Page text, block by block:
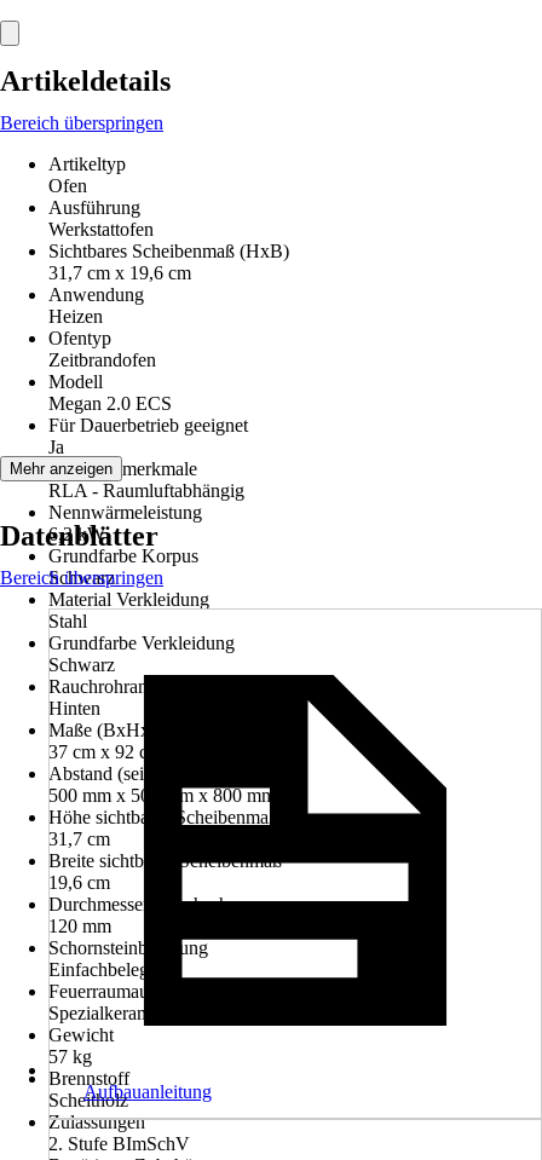
Artikeldetails
Bereich überspringen
Artikeltyp
Ofen
Ausführung
Werkstattofen
Sichtbares Scheibenmaß (HxB)
31,7 cm x 19,6 cm
Anwendung
Heizen
Ofentyp
Zeitbrandofen
Modell
Megan 2.0 ECS
Für Dauerbetrieb geeignet
Ja
Leistungsmerkmale
RLA - Raumluftabhängig
Nennwärmeleistung
6,2 kW
Grundfarbe Korpus
Schwarz
Material Verkleidung
Stahl
Grundfarbe Verkleidung
Schwarz
Rauchrohranschluss
Hinten
Maße (BxHxT)
37 cm x 92 cm x 37 cm
Abstand (seite/hinten/vorne)
500 mm x 500 mm x 800 mm
Höhe sichtbares Scheibenmaß
31,7 cm
Breite sichtbares Scheibenmaß
19,6 cm
Durchmesser Rauchrohr
120 mm
Schornsteinbelegung
Einfachbelegung
Feuerraumauskleidung
Spezialkeramik
Gewicht
57 kg
Brennstoff
Scheitholz
Zulassungen
2. Stufe BImSchV
Mehr anzeigen
Datenblätter
Bereich überspringen
Aufbauanleitung